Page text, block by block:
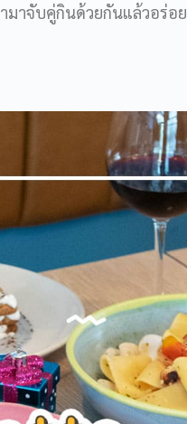
มาจับคู่กินด้วยกันแล้วอร่อ